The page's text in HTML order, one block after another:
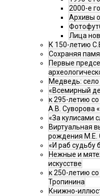
2000-е
Архивы
Лица
К 150-летию
Сохраняя
Первые
Медведь: село
«Всемирный
к 295-летию
А.В. Суворова
«За кулисами
Виртуальная
рождения М.Е.
«И раб судьбу
Нежные и
искусстве
к 250-летию
Тропинина
Книжно-